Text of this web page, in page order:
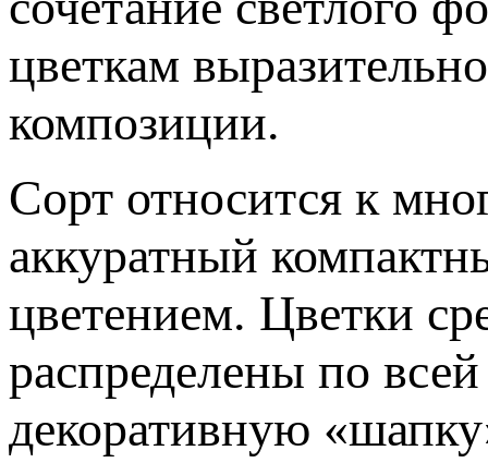
цветкам
композиции.
Сорт относится к
аккуратный
цветением. Цветки
распределены по
декоративную